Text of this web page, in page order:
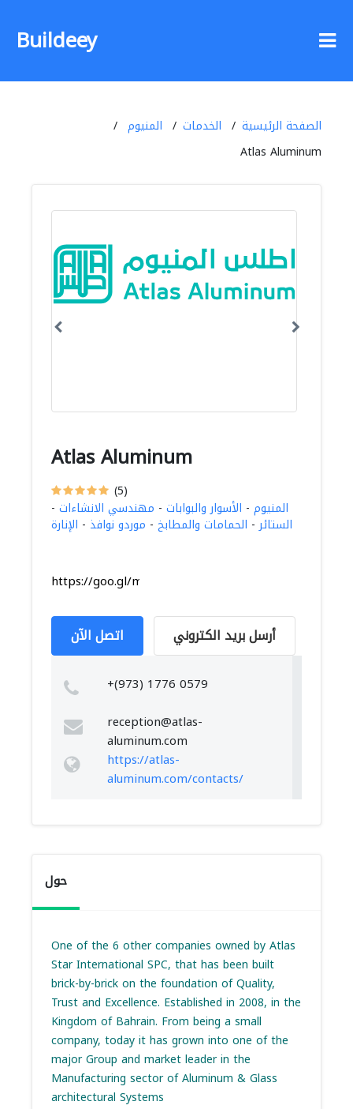
Buildeey
الصفحة الرئيسية الخدمات
المنيوم
Atlas Aluminum
Atlas Aluminum
(5)
المنيوم - الأسوار والبوابات - مهندسي الانشاءات -
الستائر- الحمامات والمطابخ - موردو نوافذ - الإنارة
https://goo.gl/maps/8Huwc448GpN79KBd8
اتصل الآن أرسل بريد الكتروني
+(973) 1776 0579
reception@atlas-
aluminum.com
https://atlas-
aluminum.com/contacts/
حول
One of the 6 other companies owned by Atlas
Star International SPC, that has been built
brick-by-brick on the foundation of Quality,
Trust and Excellence. Established in 2008, in the
Kingdom of Bahrain. From being a small
company, today it has grown into one of the
major Group and market leader in the
Manufacturing sector of Aluminum & Glass
architectural Systems